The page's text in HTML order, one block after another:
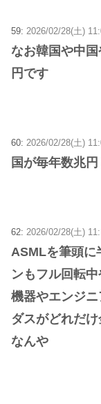
59: 2026/02/28(土)
なお韓国や中
円です
60: 2026/02/28(土)
国が毎年数兆
62: 2026/02/28(土)
ASMLを筆頭に
ンもフル回転中
機器やエンジ
ダスがどれだ
なんや